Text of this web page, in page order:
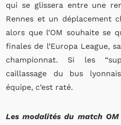
qui se glissera entre une
Rennes et un déplacement
alors que l’OM souhaite se
finales de l’Europa League,
championnat. Si les
caillassage du bus
équipe, c’est raté.
Les modalités du match